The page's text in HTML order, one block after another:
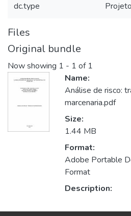
dc.type
Files
Original bundle
Now showing 1 - 1 of 1
Name:
Análise de risco:
marcenaria.pdf
Size:
1.44 MB
Format:
Adobe Portable
Format
Description: